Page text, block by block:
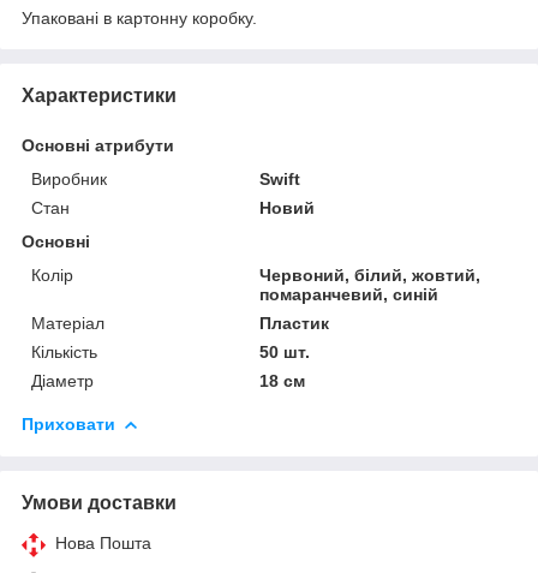
Упаковані в картонну коробку.
Характеристики
Основні атрибути
Виробник
Swift
Стан
Новий
Основні
Колір
Червоний, білий, жовтий,
помаранчевий, синій
Матеріал
Пластик
Кількість
50 шт.
Діаметр
18 см
Приховати
Умови доставки
Нова Пошта